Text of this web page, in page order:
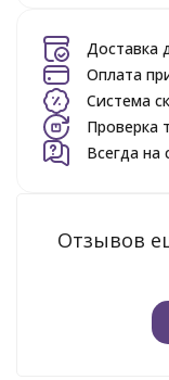
Доставка
Оплата
Система
Проверка
Всегда на
Отзывов